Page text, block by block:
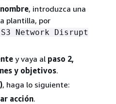
, introduzca una
plantilla, por
S3 Network Disrupt
y vaya al paso 2,
y objetivos.
, haga lo siguiente:
acción.